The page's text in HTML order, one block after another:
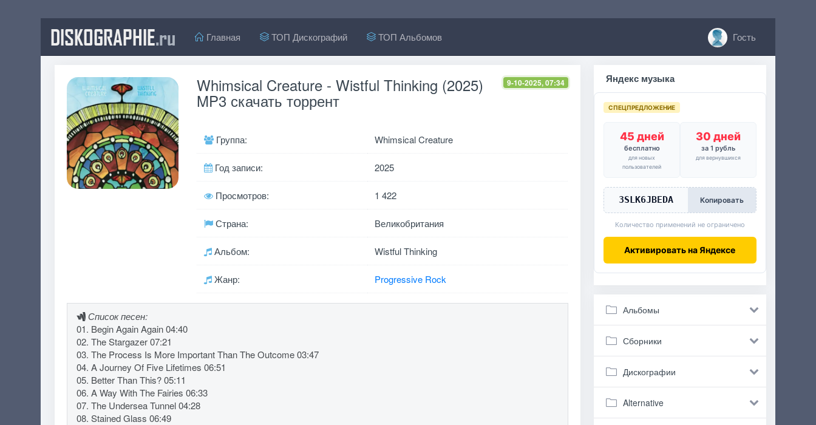
DISKOGRAPHIE.ru Главная ТОП Дискографий ТОП Альбомов Гость
9-10-2025, 07:34
Whimsical Creature - Wistful Thinking (2025)
MP3 скачать торрент
Группа: Whimsical Creature
Год записи: 2025
Просмотров: 1 422
Страна: Великобритания
Альбом: Wistful Thinking
Жанр: Progressive Rock
Список песен:
01. Begin Again Again 04:40
02. The Stargazer 07:21
03. The Process Is More Important Than The Outcome 03:47
04. A Journey Of Five Lifetimes 06:51
05. Better Than This? 05:11
06. A Way With The Fairies 06:33
07. The Undersea Tunnel 04:28
08. Stained Glass 06:49
Яндекс музыка
СПЕЦПРЕДЛОЖЕНИЕ
45 дней
бесплатно
для новых
пользователей
30 дней
за 1 рубль
для вернувшихся
3SLK6JBEDA Копировать
Количество применений не ограничено
Активировать на Яндексе
Альбомы
Сборники
Дискографии
Alternative